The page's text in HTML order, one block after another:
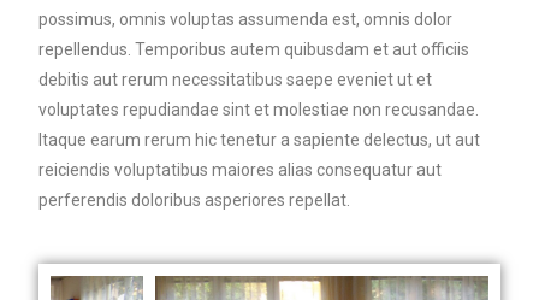
possimus, omnis voluptas assumenda est, omnis dolor
repellendus. Temporibus autem quibusdam et aut officiis
debitis aut rerum necessitatibus saepe eveniet ut et
voluptates repudiandae sint et molestiae non recusandae.
Itaque earum rerum hic tenetur a sapiente delectus, ut aut
reiciendis voluptatibus maiores alias consequatur aut
perferendis doloribus asperiores repellat.